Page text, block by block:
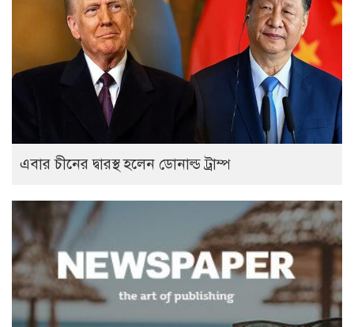
এবার চীনের দ্বারস্থ হলেন ডোনাল্ড ট্রাম্প